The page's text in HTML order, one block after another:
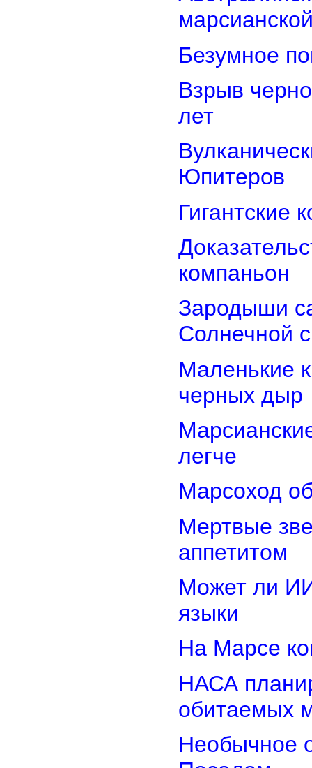
Безумное
Взрыв
лет
Юпитеров
Гигантские
компаньон
Зародыши
Солнечной
Маленькие
черных дыр
легче
Марсоход
Мертвые
аппетитом
Может ли
языки
На Марсе
НАСА
обитаемых
Необычное